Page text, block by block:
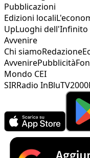
Pubblicazioni
Edizioni locali
UpLuoghi dell'Infinito
Avvenire
Chi siamoRedazione
AvvenirePubblicità
Mondo CEI
SIRRadio InBluTV2000